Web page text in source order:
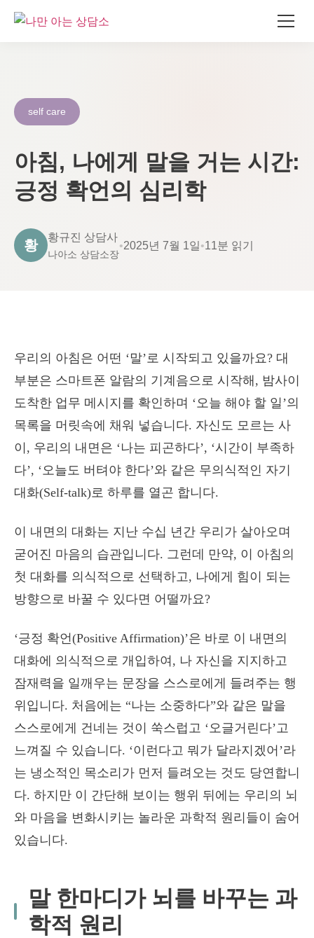
self care
아침, 나에게 말을 거는 시간:
긍정 확언의 심리학
황
황규진 상담사
나아소 상담소장
•2025년 7월 1일•11분 읽기
우리의 아침은 어떤 ‘말’로 시작되고 있을까요? 대
부분은 스마트폰 알람의 기계음으로 시작해, 밤사이
도착한 업무 메시지를 확인하며 ‘오늘 해야 할 일’의
목록을 머릿속에 채워 넣습니다. 자신도 모르는 사
이, 우리의 내면은 ‘나는 피곤하다’, ‘시간이 부족하
다’, ‘오늘도 버텨야 한다’와 같은 무의식적인 자기
대화(Self-talk)로 하루를 열곤 합니다.
이 내면의 대화는 지난 수십 년간 우리가 살아오며
굳어진 마음의 습관입니다. 그런데 만약, 이 아침의
첫 대화를 의식적으로 선택하고, 나에게 힘이 되는
방향으로 바꿀 수 있다면 어떨까요?
‘긍정 확언(Positive Affirmation)’은 바로 이 내면의
대화에 의식적으로 개입하여, 나 자신을 지지하고
잠재력을 일깨우는 문장을 스스로에게 들려주는 행
위입니다. 처음에는 “나는 소중하다”와 같은 말을
스스로에게 건네는 것이 쑥스럽고 ‘오글거린다’고
느껴질 수 있습니다. ‘이런다고 뭐가 달라지겠어’라
는 냉소적인 목소리가 먼저 들려오는 것도 당연합니
다. 하지만 이 간단해 보이는 행위 뒤에는 우리의 뇌
와 마음을 변화시키는 놀라운 과학적 원리들이 숨어
있습니다.
말 한마디가 뇌를 바꾸는 과
학적 원리